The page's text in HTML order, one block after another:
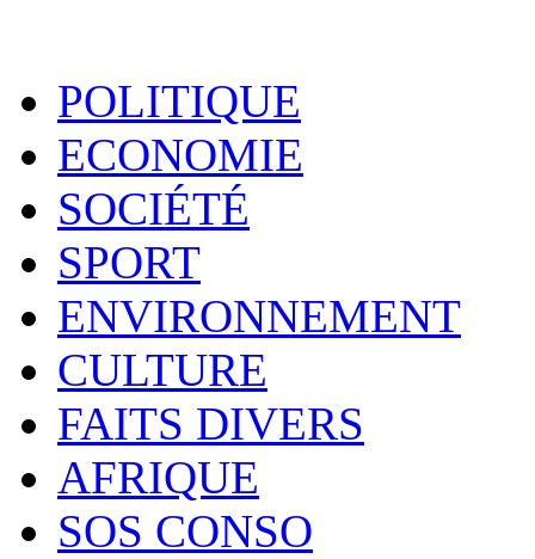
POLITIQUE
ECONOMIE
SOCIÉTÉ
SPORT
ENVIRONNEMENT
CULTURE
FAITS DIVERS
AFRIQUE
SOS CONSO